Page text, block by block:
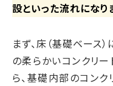
設といった流れになり
まず、床（基礎ベース
の柔らかいコンクリー
ら、基礎内部のコン